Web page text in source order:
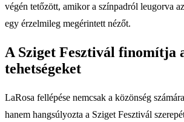
végén tetőzött, amikor a színpadról leugorva
egy érzelmileg megérintett nézőt.
A Sziget Fesztivál finomítja
tehetségeket
LaRosa fellépése nemcsak a közönség
hanem hangsúlyozta a Sziget Fesztivál